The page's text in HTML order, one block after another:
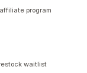
program
waitlist